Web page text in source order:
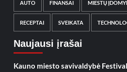
AUTO FINANSAI MIESTŲ
RECEPTAI SVEIKATA
Naujausi įrašai
Kauno miesto savivaldybė